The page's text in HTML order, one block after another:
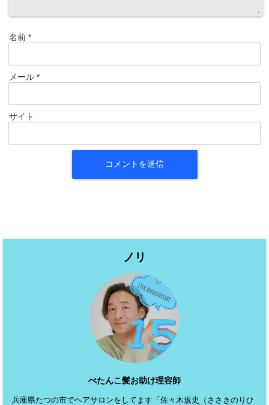
名前 *
メール *
サイト
ノリ
ぺたんこ髪お助け理容師
兵庫県たつの市でヘアサロンをしてます「佐々木規史（ささきのりひ